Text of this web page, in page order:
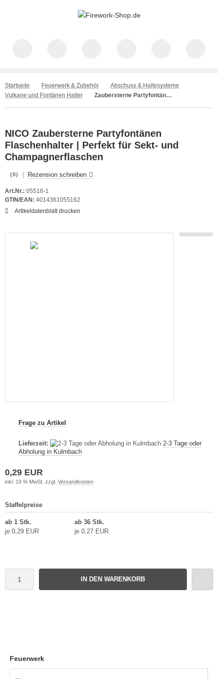
Startseite Feuerwerk & Zubehör
Abschuss & Haltesysteme
Vulkane und Fontänen Halter
Zaubersterne Partyfontänen Flaschenhalter | Ideal für Partys | NICO
NICO Zaubersterne Partyfontänen
Flaschenhalter | Perfekt für Sekt- und
Champagnerflaschen
(0) Rezension schreiben
Art.Nr.: 05516-1
GTIN/EAN: 4014361055162
Artikeldatenblatt drucken
Frage zu Artikel
Lieferzeit:
2-3 Tage oder
Abholung in Kulmbach
0,29 EUR
inkl. 19 % MwSt. zzgl. Versandkosten
Staffelpreise
ab 1 Stk.
je 0,29 EUR
ab 36 Stk.
je 0,27 EUR
IN DEN WARENKORB
Feuerwerk